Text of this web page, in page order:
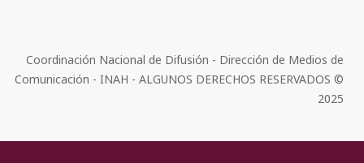
Coordinación Nacional de Difusión - Dirección de Medios de
Comunicación - INAH - ALGUNOS DERECHOS RESERVADOS ©
2025